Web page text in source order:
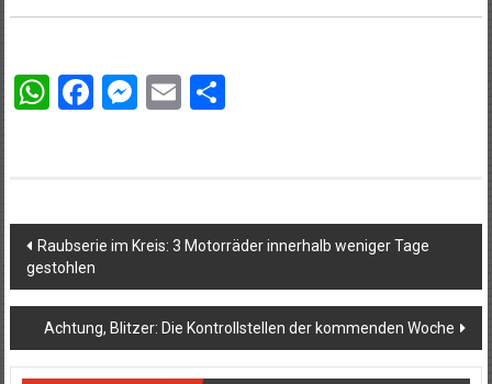
WhatsApp
Facebook
Messenger
EmailTeilen
Beitragsnavigation
Raubserie im Kreis: 3 Motorräder innerhalb weniger Tage
gestohlen
Achtung, Blitzer: Die Kontrollstellen der kommenden Woche